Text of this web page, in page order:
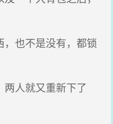
也不是没有，都锁
人就又重新下了